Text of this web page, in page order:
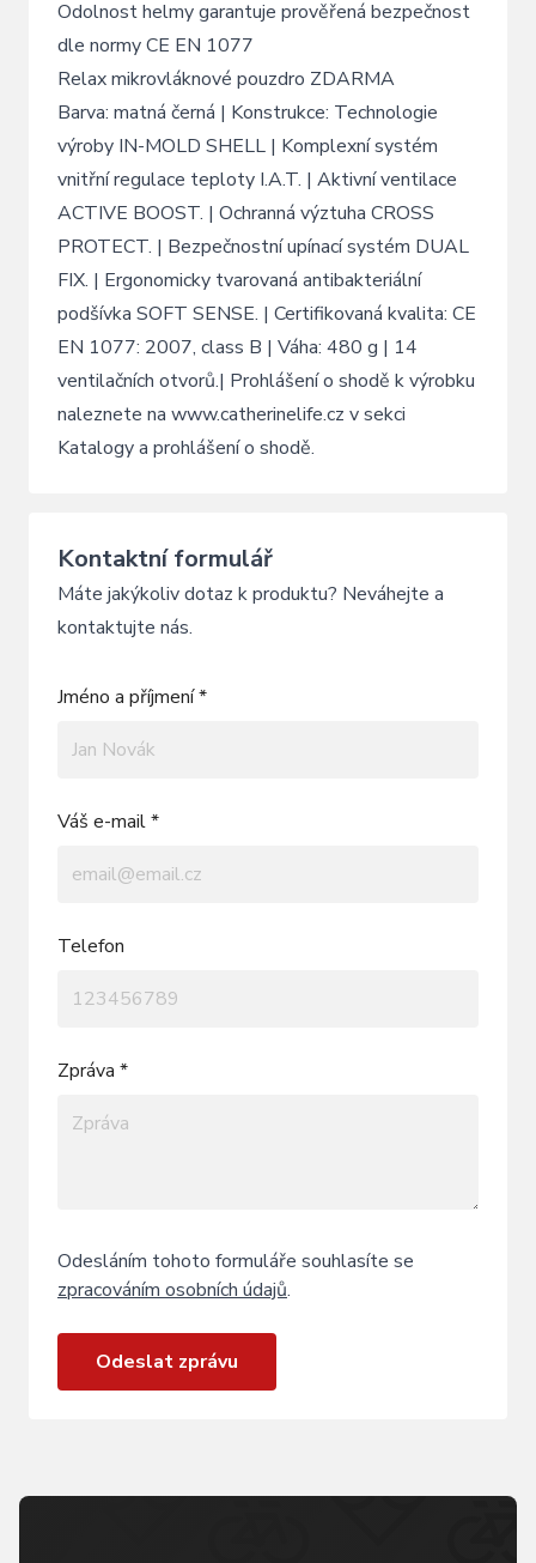
Odolnost helmy garantuje prověřená bezpečnost
dle normy CE EN 1077
Relax mikrovláknové pouzdro ZDARMA
Barva: matná černá | Konstrukce: Technologie
výroby IN-MOLD SHELL | Komplexní systém
vnitřní regulace teploty I.A.T. | Aktivní ventilace
ACTIVE BOOST. | Ochranná výztuha CROSS
PROTECT. | Bezpečnostní upínací systém DUAL
FIX. | Ergonomicky tvarovaná antibakteriální
podšívka SOFT SENSE. | Certifikovaná kvalita: CE
EN 1077: 2007, class B | Váha: 480 g | 14
ventilačních otvorů.| Prohlášení o shodě k výrobku
naleznete na www.catherinelife.cz v sekci
Katalogy a prohlášení o shodě.
Kontaktní formulář
Máte jakýkoliv dotaz k produktu? Neváhejte a
kontaktujte nás.
Jméno a příjmení *
Váš e-mail *
Telefon
Zpráva *
Odesláním tohoto formuláře souhlasíte se
zpracováním osobních údajů.
Odeslat zprávu